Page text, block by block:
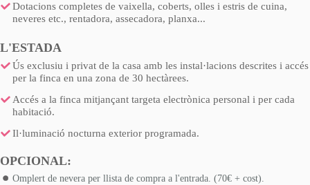
Dotacions completes de vaixella, coberts, olles i estris de cuina,
neveres etc., rentadora, assecadora, planxa...
L'ESTADA
Ús exclusiu i privat de la casa amb les instal·lacions descrites i accés
per la finca en una zona de 30 hectàrees.
Accés a la finca mitjançant targeta electrònica personal i per cada
habitació.
Il·luminació nocturna exterior programada.
OPCIONAL:
Omplert de nevera per llista de compra a l'entrada. (70€ + cost).